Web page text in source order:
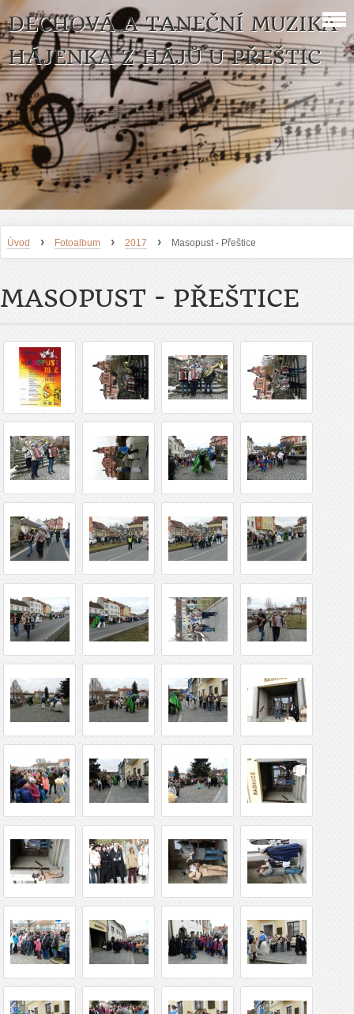
DECHOVÁ A TANEČNÍ MUZIKA
HÁJENKA Z HÁJŮ U PŘEŠTIC
Úvod › Fotoalbum › 2017 › Masopust - Přeštice
MASOPUST - PŘEŠTICE